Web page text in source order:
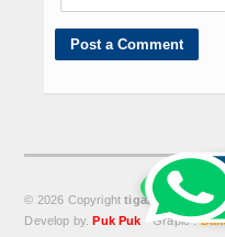
© 2026 Copyright
Develop by.Puk Puk - Grapic .